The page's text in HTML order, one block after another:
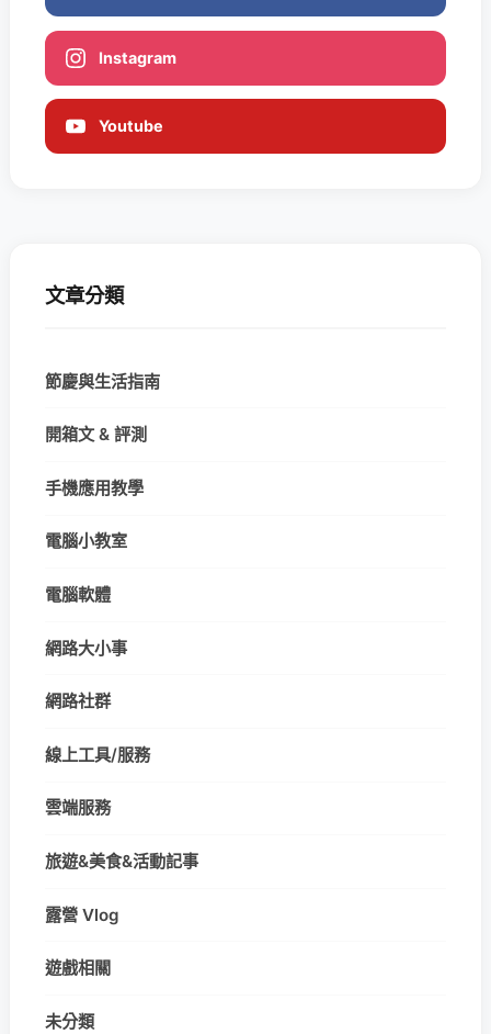
Instagram
Youtube
文章分類
節慶與生活指南
開箱文 & 評測
手機應用教學
電腦小教室
電腦軟體
網路大小事
網路社群
線上工具/服務
雲端服務
旅遊&美食&活動記事
露營 Vlog
遊戲相關
未分類